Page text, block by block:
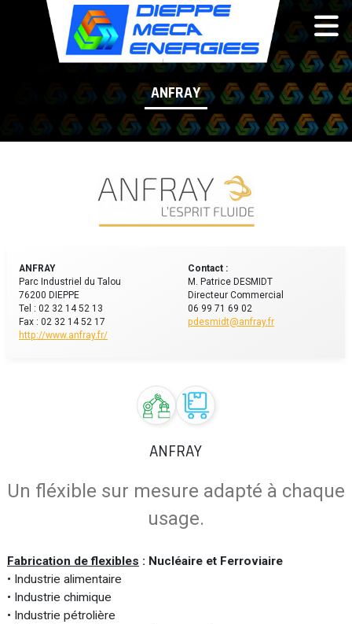
ANFRAY
ANFRAY
Un fléxible sur mesure adapté à chaque
usage.
Fabrication de flexibles : Nucléaire et Ferroviaire
• Industrie alimentaire
• Industrie chimique
• Industrie pétrolière
ANFRAY
Parc Industriel du Talou
76200 DIEPPE
Tel : 02 32 14 52 13
Fax : 02 32 14 52 17
http://www.anfray.fr/
Contact :
M. Patrice DESMIDT
Directeur Commercial
06 99 71 69 02
pdesmidt@anfray.fr
Panneau de gestion des cookies